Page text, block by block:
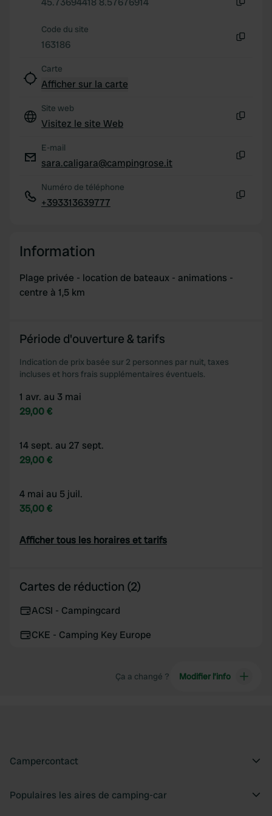
provided to them or that they’ve collected from your use
Code du site
163186
Carte
Afficher sur la carte
Site web
Visitez le site Web
E-mail
sara.caligara@campingrose.it
Numéro de téléphone
+393313639777
Information
Plage privée - location de bateaux - animations -
centre à 1,5 km
Période d'ouverture & tarifs
Indication de prix basée sur 2 personnes par nuit, taxes
incluses et hors frais supplémentaires éventuels.
1 avr. au 3 mai
29,00 €
14 sept. au 27 sept.
29,00 €
4 mai au 5 juil.
35,00 €
Afficher tous les horaires et tarifs
Cartes de réduction (2)
ACSI - Campingcard
CKE - Camping Key Europe
Ça a changé ? Modifier l’info
Campercontact
Populaires les aires de camping-car